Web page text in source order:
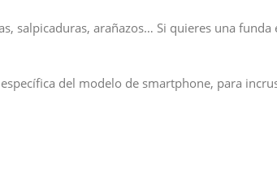
salpicaduras, arañazos… Si quieres una
del modelo de smartphone, para